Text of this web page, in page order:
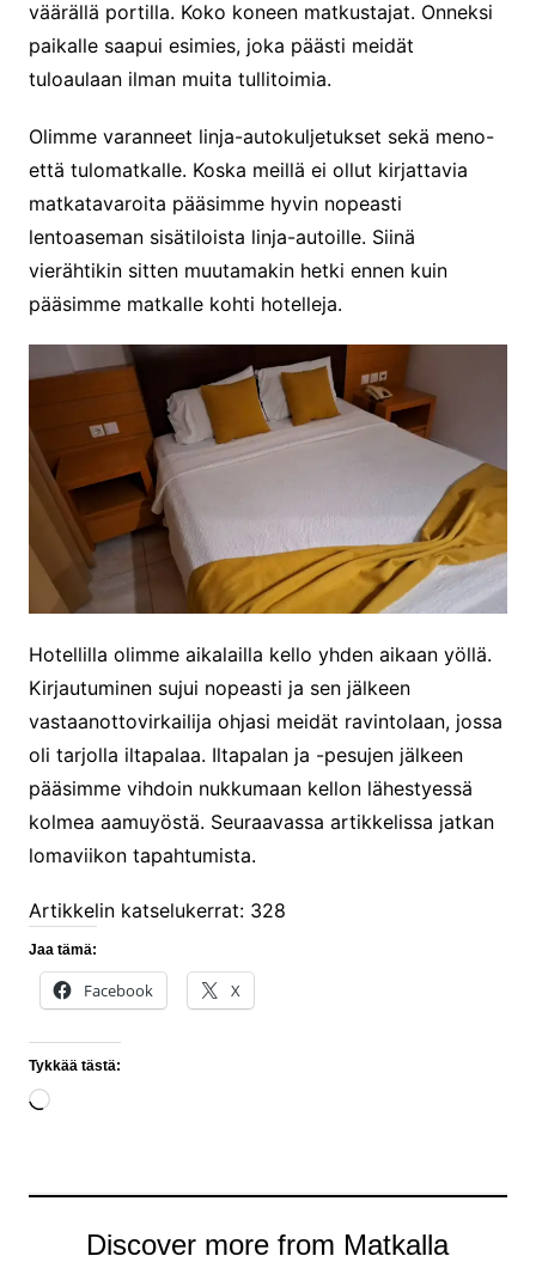
väärällä portilla. Koko koneen matkustajat. Onneksi
paikalle saapui esimies, joka päästi meidät
tuloaulaan ilman muita tullitoimia.
Olimme varanneet linja-autokuljetukset sekä meno-
että tulomatkalle. Koska meillä ei ollut kirjattavia
matkatavaroita pääsimme hyvin nopeasti
lentoaseman sisätiloista linja-autoille. Siinä
vierähtikin sitten muutamakin hetki ennen kuin
pääsimme matkalle kohti hotelleja.
Hotellilla olimme aikalailla kello yhden aikaan yöllä.
Kirjautuminen sujui nopeasti ja sen jälkeen
vastaanottovirkailija ohjasi meidät ravintolaan, jossa
oli tarjolla iltapalaa. Iltapalan ja -pesujen jälkeen
pääsimme vihdoin nukkumaan kellon lähestyessä
kolmea aamuyöstä. Seuraavassa artikkelissa jatkan
lomaviikon tapahtumista.
Artikkelin katselukerrat: 328
Jaa tämä:
Facebook X
Tykkää tästä:
Loading…
Discover more from Matkalla